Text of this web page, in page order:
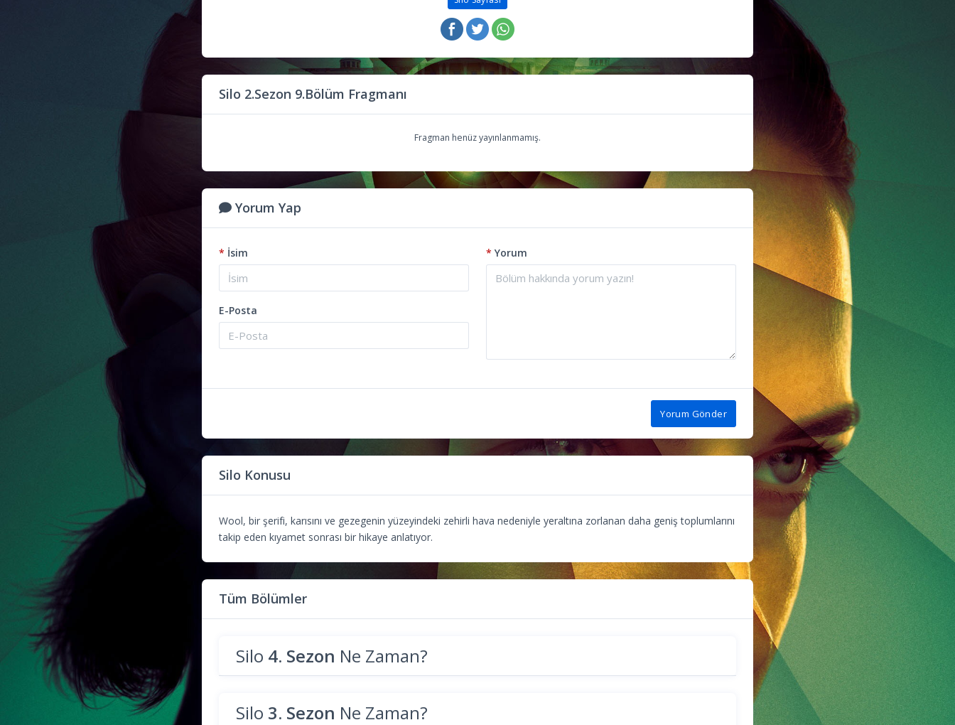
Silo 2.Sezon 9.Bölüm Fragmanı
Fragman henüz yayınlanmamış.
Yorum Yap
* İsim
E-Posta
* Yorum
Yorum Gönder
Silo Konusu
Wool, bir şerifi, karısını ve gezegenin yüzeyindeki zehirli hava nedeniyle yeraltına zorlanan daha geniş toplumlarını
takip eden kıyamet sonrası bir hikaye anlatıyor.
Tüm Bölümler
Silo 4. Sezon Ne Zaman?
Silo 3. Sezon Ne Zaman?